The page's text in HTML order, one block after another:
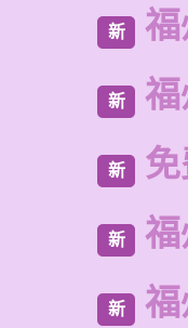
新
新
新
新
新